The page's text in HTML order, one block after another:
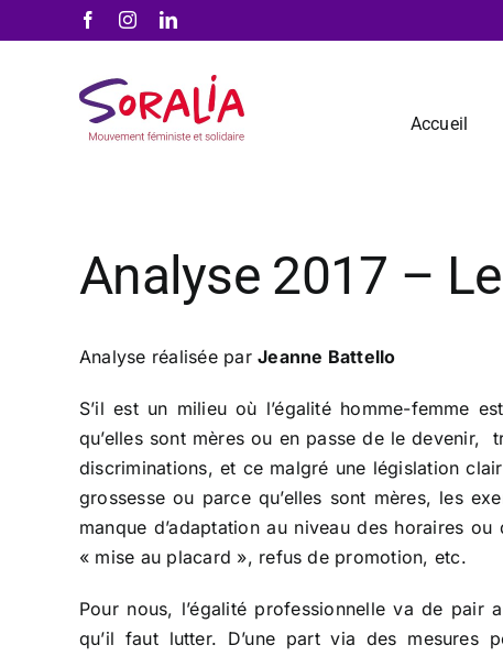
au
FacebookInstagramLinkedIn
Accueil
Analyse 2017 –
Analyse réalisée parJeanne Battello
S’il est un milieu où l’égalité homme-femme
qu’elles sont mères ou en passe de le devenir,
discriminations, et ce malgré une législation
grossesse ou parce qu’elles sont mères, les
manque d’adaptation au niveau des horaires
« mise au placard », refus de promotion, etc.
Pour nous, l’égalité professionnelle va de pair
qu’il faut lutter. D’une part via des mesures